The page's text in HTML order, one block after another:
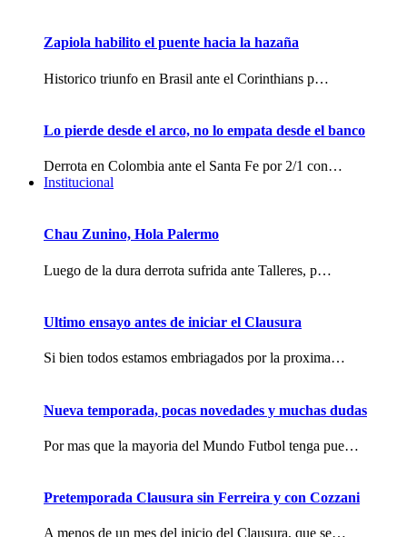
Zapiola habilito el puente hacia la hazaña
Historico triunfo en Brasil ante el Corinthians p…
Lo pierde desde el arco, no lo empata desde el banco
Derrota en Colombia ante el Santa Fe por 2/1 con…
Institucional
Chau Zunino, Hola Palermo
Luego de la dura derrota sufrida ante Talleres, p…
Ultimo ensayo antes de iniciar el Clausura
Si bien todos estamos embriagados por la proxima…
Nueva temporada, pocas novedades y muchas dudas
Por mas que la mayoria del Mundo Futbol tenga pue…
Pretemporada Clausura sin Ferreira y con Cozzani
A menos de un mes del inicio del Clausura, que se…